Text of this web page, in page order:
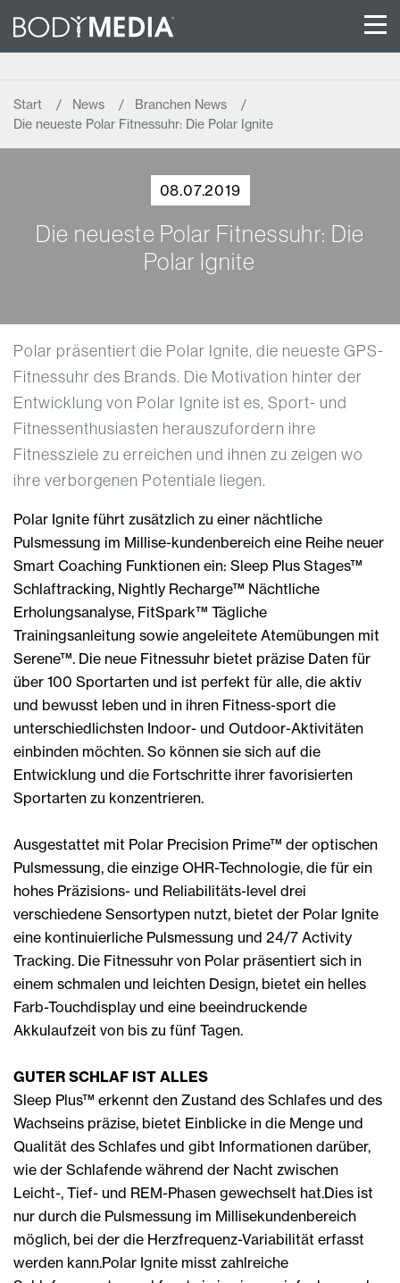
Start News
Branchen News
Die neueste Polar Fitnessuhr: Die Polar Ignite
08.07.2019
Die neueste Polar Fitnessuhr: Die
Polar Ignite
Polar präsentiert die Polar Ignite, die neueste GPS-
Fitnessuhr des Brands. Die Motivation hinter der
Entwicklung von Polar Ignite ist es, Sport- und
Fitnessenthusiasten herauszufordern ihre
Fitnessziele zu erreichen und ihnen zu zeigen wo
ihre verborgenen Potentiale liegen.
Polar Ignite führt zusätzlich zu einer nächtliche
Pulsmessung im Millise-kundenbereich eine Reihe neuer
Smart Coaching Funktionen ein: Sleep Plus Stages™
Schlaftracking, Nightly Recharge™ Nächtliche
Erholungsanalyse, FitSpark™ Tägliche
Trainingsanleitung sowie angeleitete Atemübungen mit
Serene™. Die neue Fitnessuhr bietet präzise Daten für
über 100 Sportarten und ist perfekt für alle, die aktiv
und bewusst leben und in ihren Fitness-sport die
unterschiedlichsten Indoor- und Outdoor-Aktivitäten
einbinden möchten. So können sie sich auf die
Entwicklung und die Fortschritte ihrer favorisierten
Sportarten zu konzentrieren.
Ausgestattet mit Polar Precision Prime™ der optischen
Pulsmessung, die einzige OHR-Technologie, die für ein
hohes Präzisions- und Reliabilitäts-level drei
verschiedene Sensortypen nutzt, bietet der Polar Ignite
eine kontinuierliche Pulsmessung und 24/7 Activity
Tracking. Die Fitnessuhr von Polar präsentiert sich in
einem schmalen und leichten Design, bietet ein helles
Farb-Touchdisplay und eine beeindruckende
Akkulaufzeit von bis zu fünf Tagen.
GUTER SCHLAF IST ALLES
Sleep Plus™ erkennt den Zustand des Schlafes und des
Wachseins präzise, bietet Einblicke in die Menge und
Qualität des Schlafes und gibt Informationen darüber,
wie der Schlafende während der Nacht zwischen
Leicht-, Tief- und REM-Phasen gewechselt hat.Dies ist
nur durch die Pulsmessung im Millisekundenbereich
möglich, bei der die Herzfrequenz-Variabilität erfasst
werden kann.Polar Ignite misst zahlreiche